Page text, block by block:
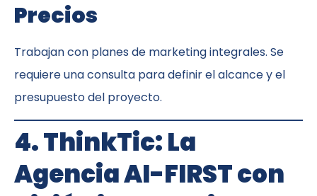
Precios
Trabajan con planes de marketing integrales. Se
requiere una consulta para definir el alcance y el
presupuesto del proyecto.
4. ThinkTic: La
Agencia AI-FIRST con